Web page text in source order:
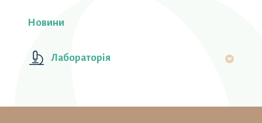
Новини
Лабораторiя